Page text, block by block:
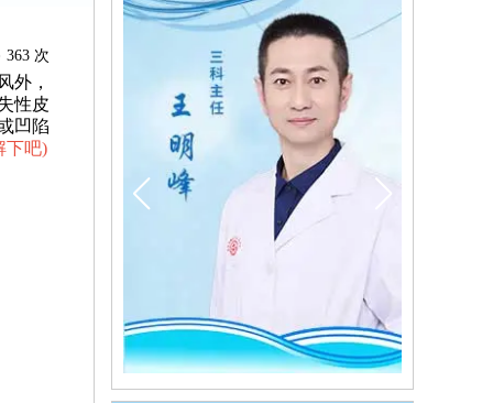
363 次
外，
性皮
凹陷
下吧)